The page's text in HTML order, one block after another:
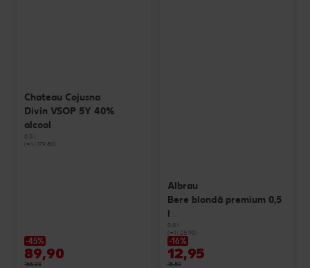
Chateau Cojusna
Divin VSOP 5Y 40%
alcool
0,5 l
(=1 l 179.80)
-45%
89,90
165,00
Albrau
Bere blondă premium 0,5
l
0,5 l
(=1 l 25.90)
-16%
12,95
15,50